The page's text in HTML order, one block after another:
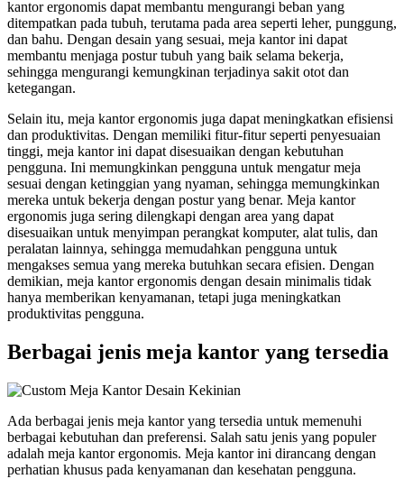
kantor ergonomis dapat membantu mengurangi beban yang
ditempatkan pada tubuh, terutama pada area seperti leher, punggung,
dan bahu. Dengan desain yang sesuai, meja kantor ini dapat
membantu menjaga postur tubuh yang baik selama bekerja,
sehingga mengurangi kemungkinan terjadinya sakit otot dan
ketegangan.
Selain itu, meja kantor ergonomis juga dapat meningkatkan efisiensi
dan produktivitas. Dengan memiliki fitur-fitur seperti penyesuaian
tinggi, meja kantor ini dapat disesuaikan dengan kebutuhan
pengguna. Ini memungkinkan pengguna untuk mengatur meja
sesuai dengan ketinggian yang nyaman, sehingga memungkinkan
mereka untuk bekerja dengan postur yang benar. Meja kantor
ergonomis juga sering dilengkapi dengan area yang dapat
disesuaikan untuk menyimpan perangkat komputer, alat tulis, dan
peralatan lainnya, sehingga memudahkan pengguna untuk
mengakses semua yang mereka butuhkan secara efisien. Dengan
demikian, meja kantor ergonomis dengan desain minimalis tidak
hanya memberikan kenyamanan, tetapi juga meningkatkan
produktivitas pengguna.
Berbagai jenis meja kantor yang tersedia
Ada berbagai jenis meja kantor yang tersedia untuk memenuhi
berbagai kebutuhan dan preferensi. Salah satu jenis yang populer
adalah meja kantor ergonomis. Meja kantor ini dirancang dengan
perhatian khusus pada kenyamanan dan kesehatan pengguna.